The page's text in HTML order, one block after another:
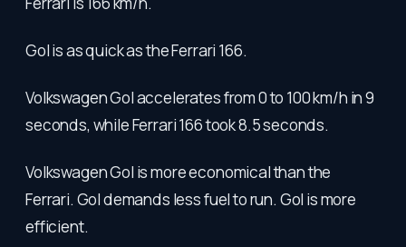
Gol is as quick as the Ferrari 166.
Volkswagen Gol accelerates from 0 to 100 km/h in 9
seconds, while Ferrari 166 took 8.5 seconds.
Volkswagen Gol is more economical than the
Ferrari. Gol demands less fuel to run. Gol is more
efficient.